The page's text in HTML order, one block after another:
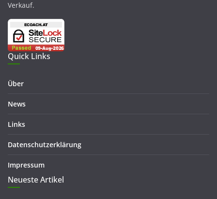
Verkauf.
Quick Links
Über
News
Links
Datenschutzerklärung
Impressum
Neueste Artikel